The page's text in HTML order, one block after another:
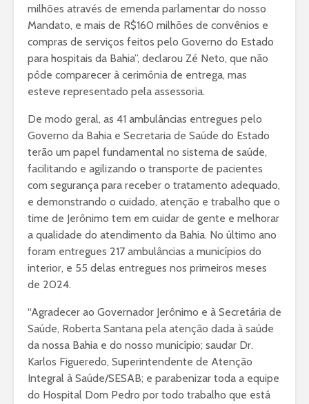
milhões através de emenda parlamentar do nosso
Mandato, e mais de R$160 milhões de convênios e
compras de serviços feitos pelo Governo do Estado
para hospitais da Bahia”, declarou Zé Neto, que não
pôde comparecer à cerimônia de entrega, mas
esteve representado pela assessoria.
De modo geral, as 41 ambulâncias entregues pelo
Governo da Bahia e Secretaria de Saúde do Estado
terão um papel fundamental no sistema de saúde,
facilitando e agilizando o transporte de pacientes
com segurança para receber o tratamento adequado,
e demonstrando o cuidado, atenção e trabalho que o
time de Jerônimo tem em cuidar de gente e melhorar
a qualidade do atendimento da Bahia. No último ano
foram entregues 217 ambulâncias a municípios do
interior, e 55 delas entregues nos primeiros meses
de 2024.
“Agradecer ao Governador Jerônimo e à Secretária de
Saúde, Roberta Santana pela atenção dada à saúde
da nossa Bahia e do nosso município; saudar Dr.
Karlos Figueredo, Superintendente de Atenção
Integral à Saúde/SESAB; e parabenizar toda a equipe
do Hospital Dom Pedro por todo trabalho que está